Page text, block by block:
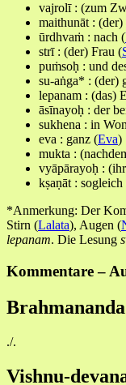
vajrolī : (zum
maithunāt :
ūrdhvaṁ : nach (
strī : (der) Frau (
puṁsoḥ : und
su-aṅga* : (der)
lepanam : (das)
āsīnayoḥ : der
sukhena : in
eva : ganz (Eva)
mukta :
vyāpārayoḥ :
kṣaṇāt :
*Anmerkung: Der
Stirn (Lalata), Augen (
lepanam. Die Lesung
Kommentare –
Brahmananda
./.
Vishnu-